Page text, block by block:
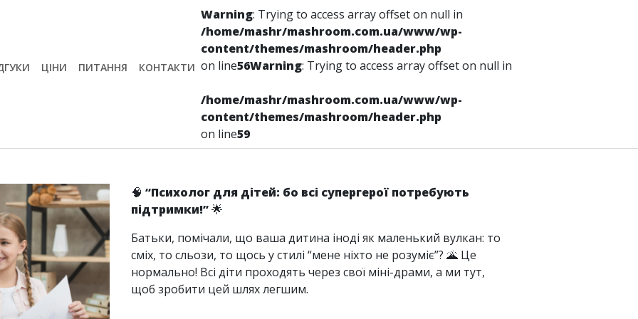
ЦІНИ ПИТАННЯ КОНТАКТИ
Warning: Trying to access array offset on null in
/home/mashr/mashroom.com.ua/www/wp-
content/themes/mashroom/header.php
on line56Warning: Trying to access array offset on null in
/home/mashr/mashroom.com.ua/www/wp-
content/themes/mashroom/header.php
on line59
Психолог
🧠 “Психолог для дітей: бо всі супергерої потребують
підтримки!”🌟
Батьки, помічали, що ваша дитина іноді як маленький вулкан: то
сміх, то сльози, то щось у стилі “мене ніхто не розуміє”? 🌋 Це
нормально! Всі діти проходять через свої міні-драми, а ми тут,
щоб зробити цей шлях легшим.